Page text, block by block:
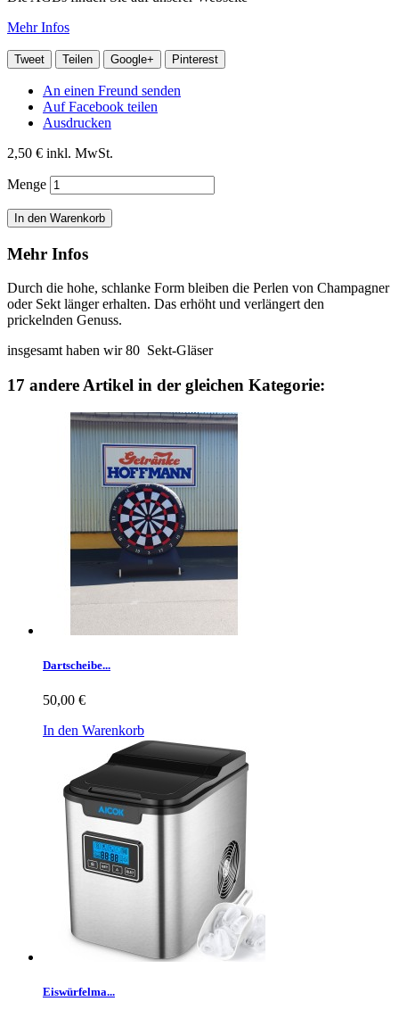
Mehr Infos
Tweet Teilen Google+ Pinterest
An einen Freund senden
Auf Facebook teilen
Ausdrucken
2,50 € inkl. MwSt.
Menge
In den Warenkorb
Mehr Infos
Durch die hohe, schlanke Form bleiben die Perlen von Champagner
oder Sekt länger erhalten. Das erhöht und verlängert den
prickelnden Genuss.
insgesamt haben wir 80 Sekt-Gläser
17 andere Artikel in der gleichen Kategorie:
Dartscheibe...
50,00 €
In den Warenkorb
Eiswürfelma...